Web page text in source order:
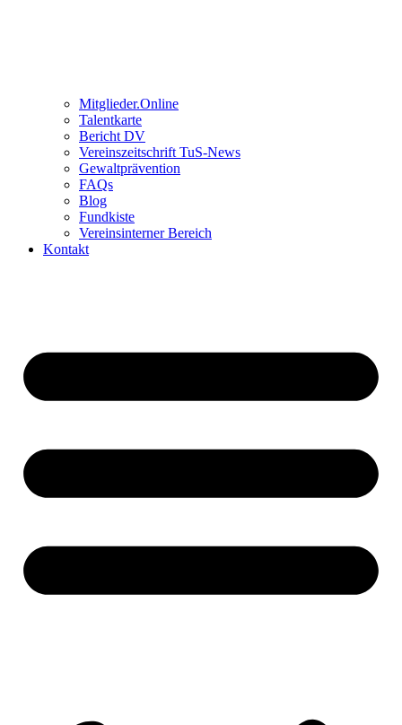
Mitglieder.Online
Talentkarte
Bericht DV
Vereinszeitschrift TuS-News
Gewaltprävention
FAQs
Blog
Fundkiste
Vereinsinterner Bereich
Kontakt